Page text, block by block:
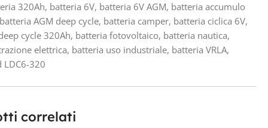
320Ah, batteria 6V, batteria 6V AGM, batteria accumulo
batteria AGM deep cycle, batteria camper, batteria ciclica 6V,
cycle 320Ah, batteria fotovoltaico, batteria nautica,
elettrica, batteria uso industriale, batteria VRLA,
LDC6-320
correlati